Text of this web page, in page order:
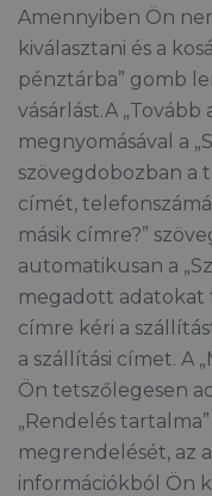
Amennyiben Ön
kiválasztani és a
pénztárba” gomb
vásárlást.A
megnyomásával a
szövegdobozban a
címét,
másik címre?”
automatikusan a
megadott adatokat
címre kéri a
a szállítási címet. A
Ön tetszőlegesen
„Rendelés
megrendelését, az
információkból Ön